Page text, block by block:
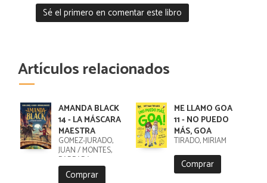
Sé el primero en comentar este libro
Artículos relacionados
AMANDA BLACK
14 - LA MÁSCARA
MAESTRA
GOMEZ-JURADO,
JUAN / MONTES,
BARBARA
Comprar
ME LLAMO GOA
11 - NO PUEDO
MÁS, GOA
TIRADO, MIRIAM
Comprar